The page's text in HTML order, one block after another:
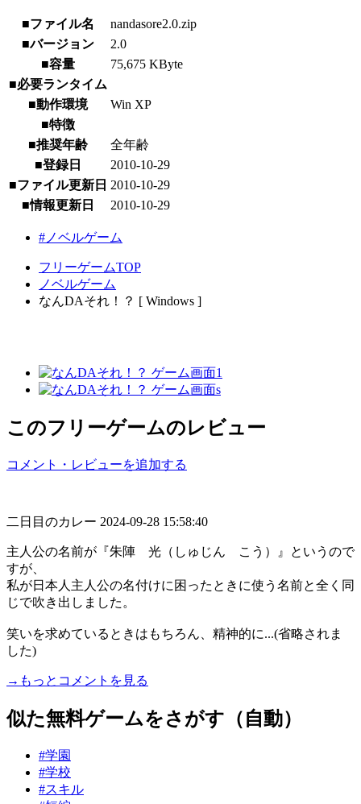
■ファイル名
nandasore2.0.zip
■バージョン
2.0
■容量
75,675 KByte
■必要ランタイム
■動作環境
Win XP
■特徴
■推奨年齢
全年齢
■登録日
2010-10-29
■ファイル更新日 2010-10-29
■情報更新日
2010-10-29
#ノベルゲーム
フリーゲームTOP
ノベルゲーム
なんDAそれ！？ [ Windows ]
このフリーゲームのレビュー
コメント・レビューを追加する
二日目のカレー 2024-09-28 15:58:40
主人公の名前が『朱陣 光（しゅじん こう）』というので
すが、
私が日本人主人公の名付けに困ったときに使う名前と全く同
じで吹き出しました。
笑いを求めているときはもちろん、精神的に...(省略されま
した)
→もっとコメントを見る
似た無料ゲームをさがす（自動）
#学園
#学校
#スキル